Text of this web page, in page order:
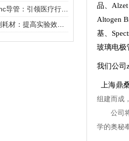
品
Altogen
基
玻璃电极
我们公司
上海鼎
组建而成
公司
学的奥秘